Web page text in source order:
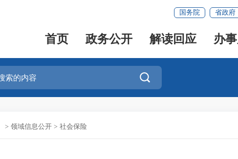
国务院 省政府
首页 政务公开 解读回应 办

> 领域信息公开 > 社会保险